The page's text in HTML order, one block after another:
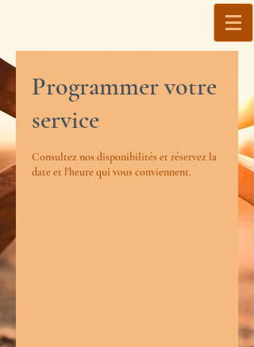
Programmer votre
service
Consultez nos disponibilités et réservez la
date et l'heure qui vous conviennent.